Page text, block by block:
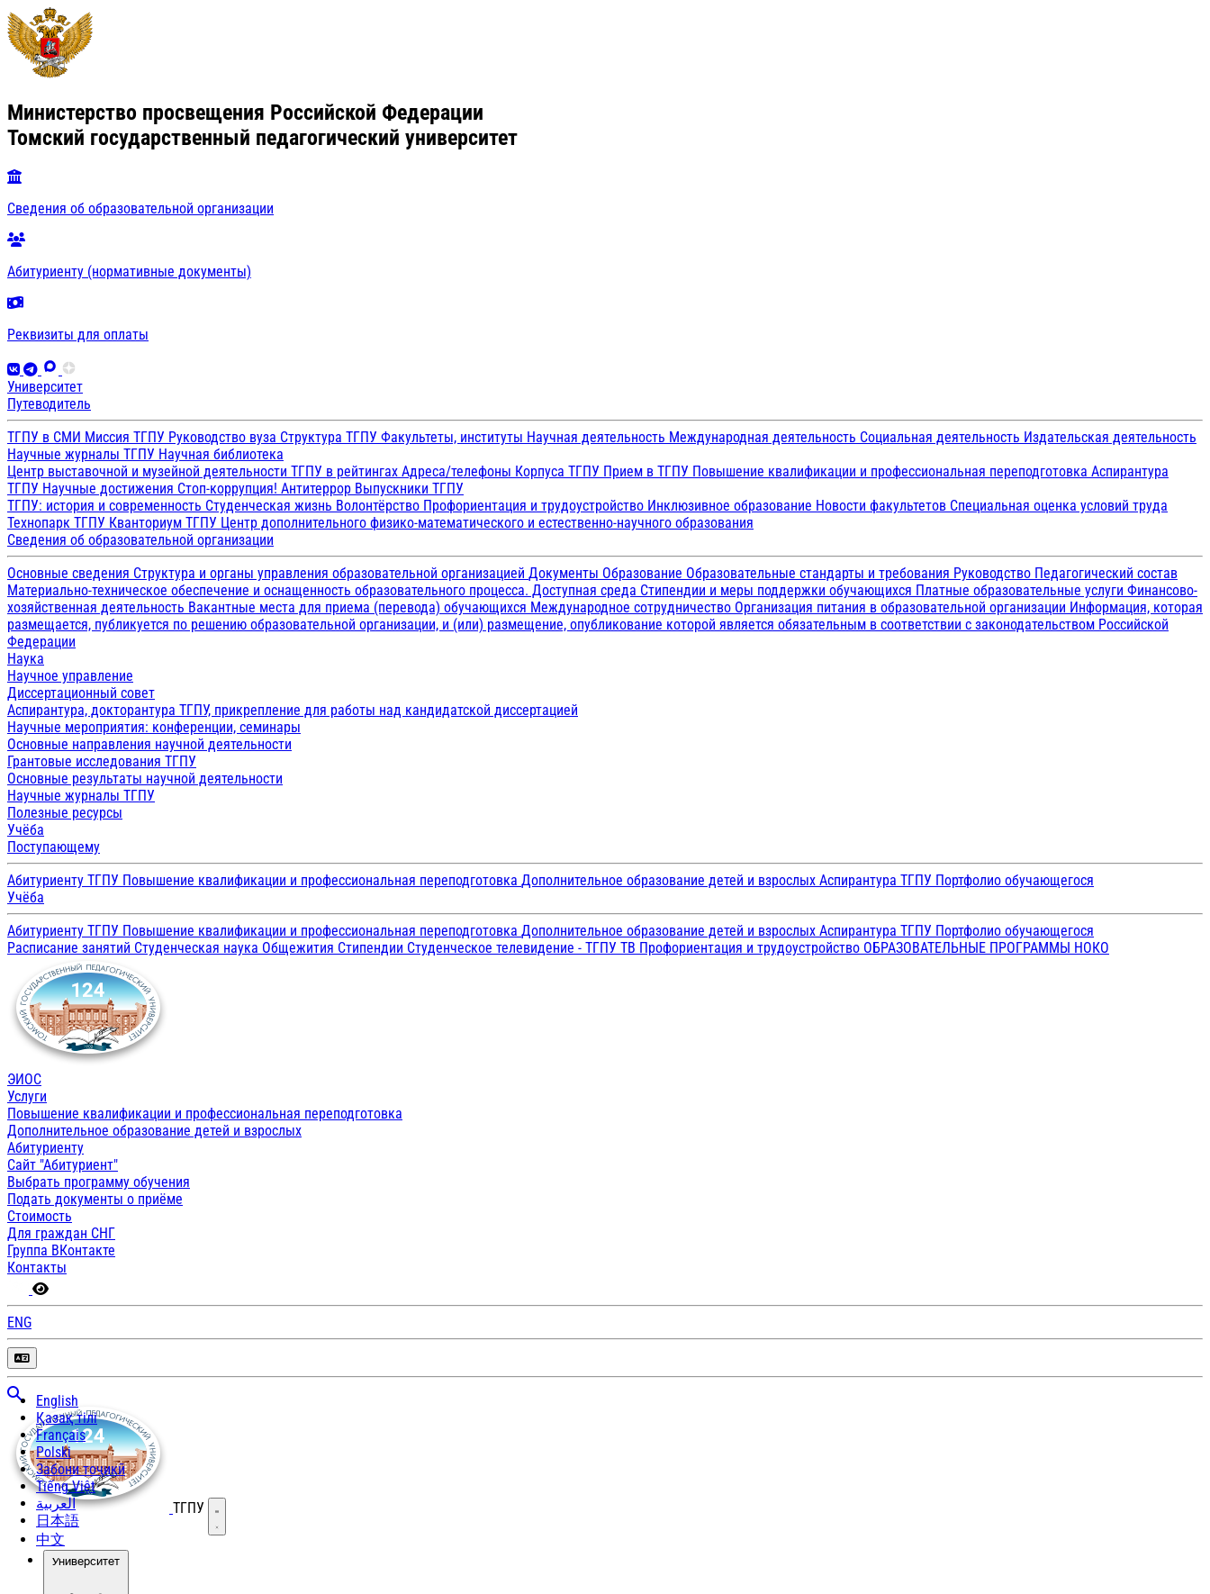
Министерство просвещения Российской Федерации
Томский государственный педагогический университет
Сведения об образовательной организации
Абитуриенту (нормативные документы)
Реквизиты для оплаты
Университет
Путеводитель
ТГПУ в СМИ Миссия ТГПУ Руководство вуза Структура ТГПУ Факультеты, институты Научная деятельность Международная деятельность Социальная деятельность Издательская деятельность
Научные журналы ТГПУ Научная библиотека
Центр выставочной и музейной деятельности ТГПУ в рейтингах Адреса/телефоны Корпуса ТГПУ Прием в ТГПУ Повышение квалификации и профессиональная переподготовка Аспирантура
ТГПУ Научные достижения Стоп-коррупция! Антитеррор Выпускники ТГПУ
ТГПУ: история и современность Студенческая жизнь Волонтёрство Профориентация и трудоустройство Инклюзивное образование Новости факультетов Специальная оценка условий труда
Технопарк ТГПУ Кванториум ТГПУ Центр дополнительного физико-математического и естественно-научного образования
Сведения об образовательной организации
Основные сведения Структура и органы управления образовательной организацией Документы Образование Образовательные стандарты и требования Руководство Педагогический состав
Материально-техническое обеспечение и оснащенность образовательного процесса. Доступная среда Стипендии и меры поддержки обучающихся Платные образовательные услуги Финансово-
хозяйственная деятельность Вакантные места для приема (перевода) обучающихся Международное сотрудничество Организация питания в образовательной организации Информация, которая
размещается, публикуется по решению образовательной организации, и (или) размещение, опубликование которой является обязательным в соответствии с законодательством Российской
Федерации
Наука
Научное управление
Диссертационный совет
Аспирантура, докторантура ТГПУ, прикрепление для работы над кандидатской диссертацией
Научные мероприятия: конференции, семинары
Основные направления научной деятельности
Грантовые исследования ТГПУ
Основные результаты научной деятельности
Научные журналы ТГПУ
Полезные ресурсы
Учёба
Поступающему
Абитуриенту ТГПУ Повышение квалификации и профессиональная переподготовка Дополнительное образование детей и взрослых Аспирантура ТГПУ Портфолио обучающегося
Учёба
Абитуриенту ТГПУ Повышение квалификации и профессиональная переподготовка Дополнительное образование детей и взрослых Аспирантура ТГПУ Портфолио обучающегося
Расписание занятий Студенческая наука Общежития Стипендии Студенческое телевидение - ТГПУ ТВ Профориентация и трудоустройство ОБРАЗОВАТЕЛЬНЫЕ ПРОГРАММЫ НОКО
ЭИОС
Услуги
Повышение квалификации и профессиональная переподготовка
Дополнительное образование детей и взрослых
Абитуриенту
Сайт "Абитуриент"
Выбрать программу обучения
Подать документы о приёме
Стоимость
Для граждан СНГ
Группа ВКонтакте
Контакты
ENG
English
Қазақ тілі
Français
Polski
Забони тоҷикӣ
Tiếng Việt
العربية
日本語
中文
ТГПУ Открыть меню
Университет